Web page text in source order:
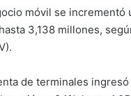
móvil se incrementó
3,138 millones,
de terminales